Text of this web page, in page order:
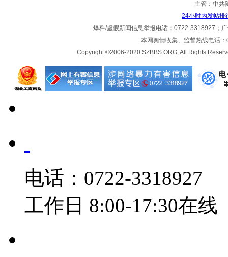
主管：中
24小时内发帖排
爆料/虚假新闻信息举报电话：0722-3318927；
本网舆情收集、监督热线电话
Copyright ©2006-2020 SZBBS.ORG, All Rights
电话：0722-3318927
工作日 8:00-17:30在线